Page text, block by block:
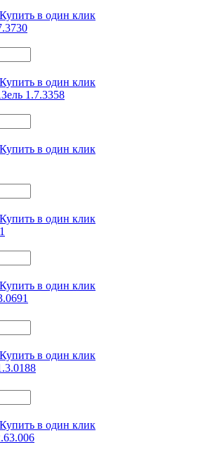
Купить в один клик
Купить в один клик
1.7.3358
Купить в один клик
Купить в один клик
Купить в один клик
Купить в один клик
Купить в один клик